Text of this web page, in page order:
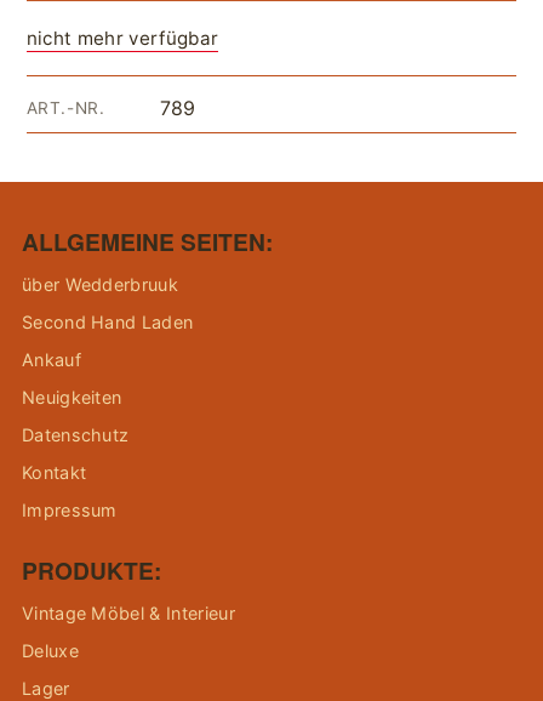
nicht mehr verfügbar
ART.-NR. 789
ALLGEMEINE SEITEN:
über Wedderbruuk
Second Hand Laden
Ankauf
Neuigkeiten
Datenschutz
Kontakt
Impressum
PRODUKTE:
Vintage Möbel & Interieur
Deluxe
Lager